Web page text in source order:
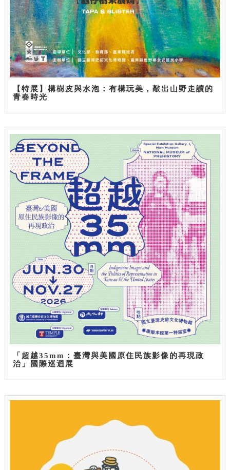
【特展】構樹皮與水泡：有構玩美，敲出山野走讀的
青春時光
「超越35mm：臺灣與美國原住民族影像的再現政
治」國際巡迴展